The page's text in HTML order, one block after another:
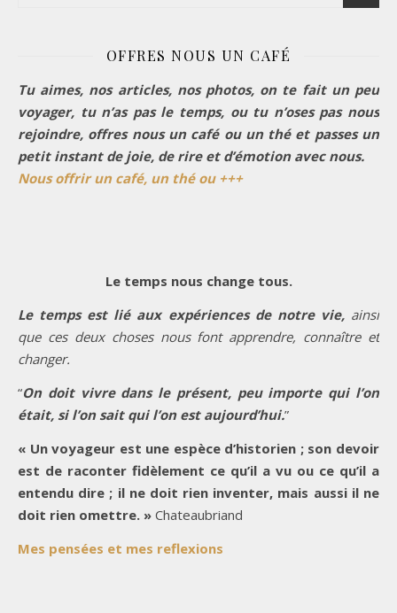
OFFRES NOUS UN CAFÉ
Tu aimes, nos articles, nos photos, on te fait un peu
voyager, tu n’as pas le temps, ou tu n’oses pas nous
rejoindre, offres nous un café ou un thé et passes un
petit instant de joie, de rire et d’émotion avec nous.
Nous offrir un café, un thé ou +++
Le temps nous change tous.
Le temps est lié aux expériences de notre vie, ainsi
que ces deux choses nous font apprendre, connaître et
changer.
“On doit vivre dans le présent, peu importe qui l’on
était, si l’on sait qui l’on est aujourd’hui.”
« Un voyageur est une espèce d’historien ; son devoir
est de raconter fidèlement ce qu’il a vu ou ce qu’il a
entendu dire ; il ne doit rien inventer, mais aussi il ne
doit rien omettre. » Chateaubriand
Mes pensées et mes reflexions